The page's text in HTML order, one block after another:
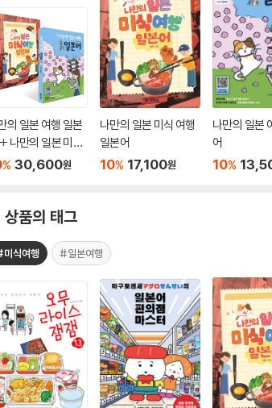
의 일본 여행 일본
나만의 일본 미식
일본어 세트
% 30,600원
나만의 일본 미식 여행
일본어
10% 17,100원
나만의 일본
어
10%
상품의 태그
식여행 #일본여행